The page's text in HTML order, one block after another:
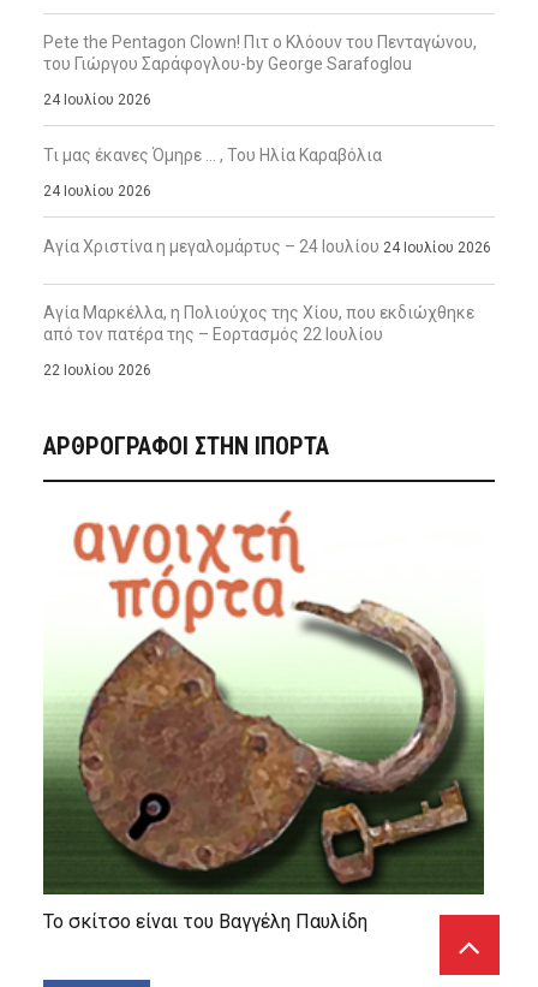
Pete the Pentagon Clown! Πιτ ο Κλόουν του Πενταγώνου,
του Γιώργου Σαράφογλου-by George Sarafoglou
24 Ιουλίου 2026
Τι μας έκανες Όμηρε … , Του Ηλία Καραβόλια
24 Ιουλίου 2026
Αγία Χριστίνα η μεγαλομάρτυς – 24 Ιουλίου 24 Ιουλίου 2026
Αγία Μαρκέλλα, η Πολιούχος της Χίου, που εκδιώχθηκε
από τον πατέρα της – Εορτασμός 22 Ιουλίου
22 Ιουλίου 2026
ΑΡΘΡΟΓΡΑΦΟΙ ΣΤΗΝ IΠΟΡΤΑ
Το σκίτσο είναι του Βαγγέλη Παυλίδη